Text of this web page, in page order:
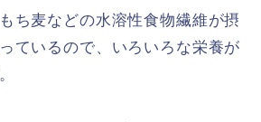
ち麦などの水溶性食物繊維が摂
ているので、いろいろな栄養が